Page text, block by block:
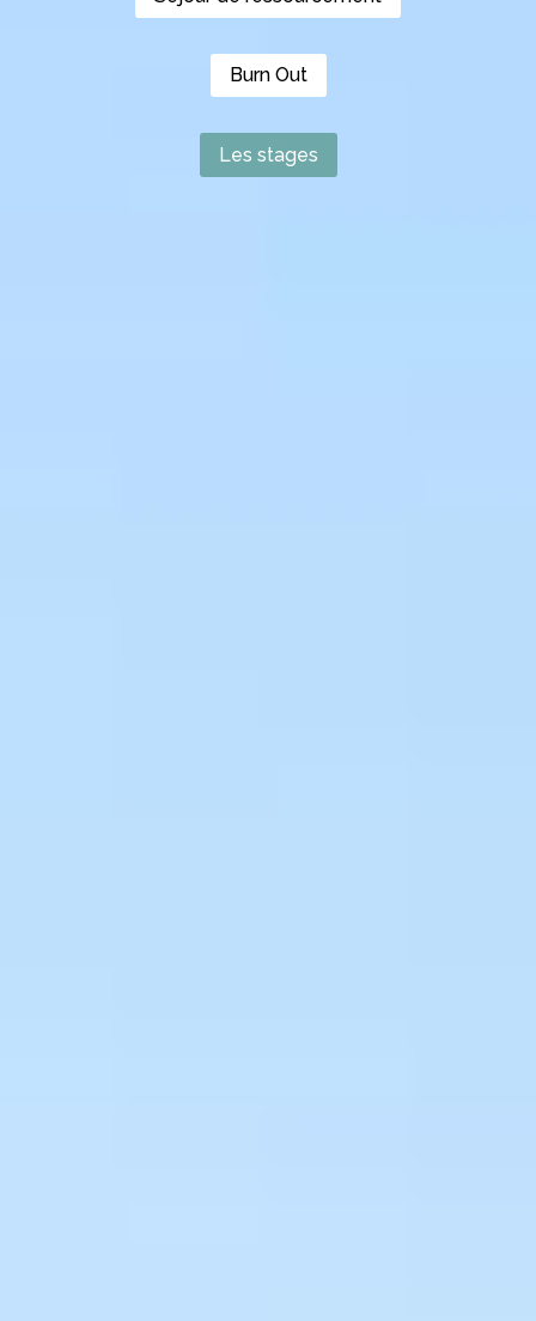
Burn Out
Les stages